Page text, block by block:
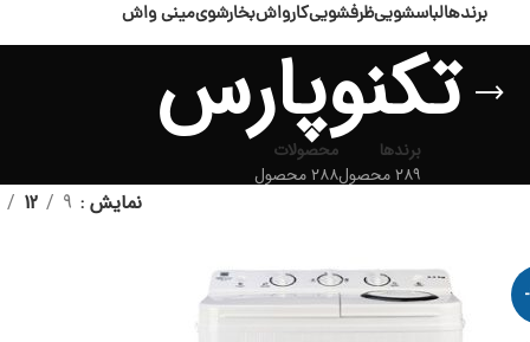
برندهالباسشوییظرفشوییکارواشبخارشویمینی واش
تکنوپارس
برندها
۲۸۹ محصول
محصولات
۲۸۸ محصول
نمایش 9
12